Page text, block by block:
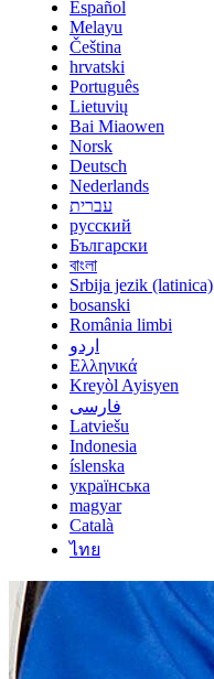
Español
Melayu
Čeština
hrvatski
Português
Lietuvių
Bai Miaowen
Norsk
Deutsch
Nederlands
עברית
русский
Български
বাংলা
Srbija jezik (latinica)
bosanski
România limbi
اردو
Ελληνικά
Kreyòl Ayisyen
فارسی
Latviešu
Indonesia
íslenska
українська
magyar
Català
ไทย